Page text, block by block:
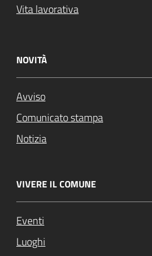
Vita lavorativa
NOVITÀ
Avviso
Comunicato stampa
Notizia
VIVERE IL COMUNE
Eventi
Luoghi